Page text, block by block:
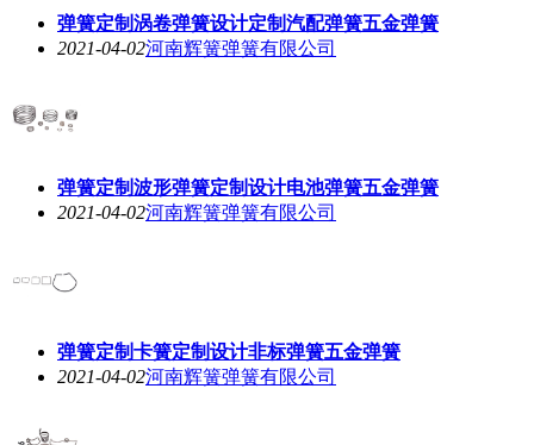
弹簧定制涡卷弹簧设计定制汽配弹簧五金弹簧
2021-04-02河南辉簧弹簧有限公司
弹簧定制波形弹簧定制设计电池弹簧五金弹簧
2021-04-02河南辉簧弹簧有限公司
弹簧定制卡簧定制设计非标弹簧五金弹簧
2021-04-02河南辉簧弹簧有限公司